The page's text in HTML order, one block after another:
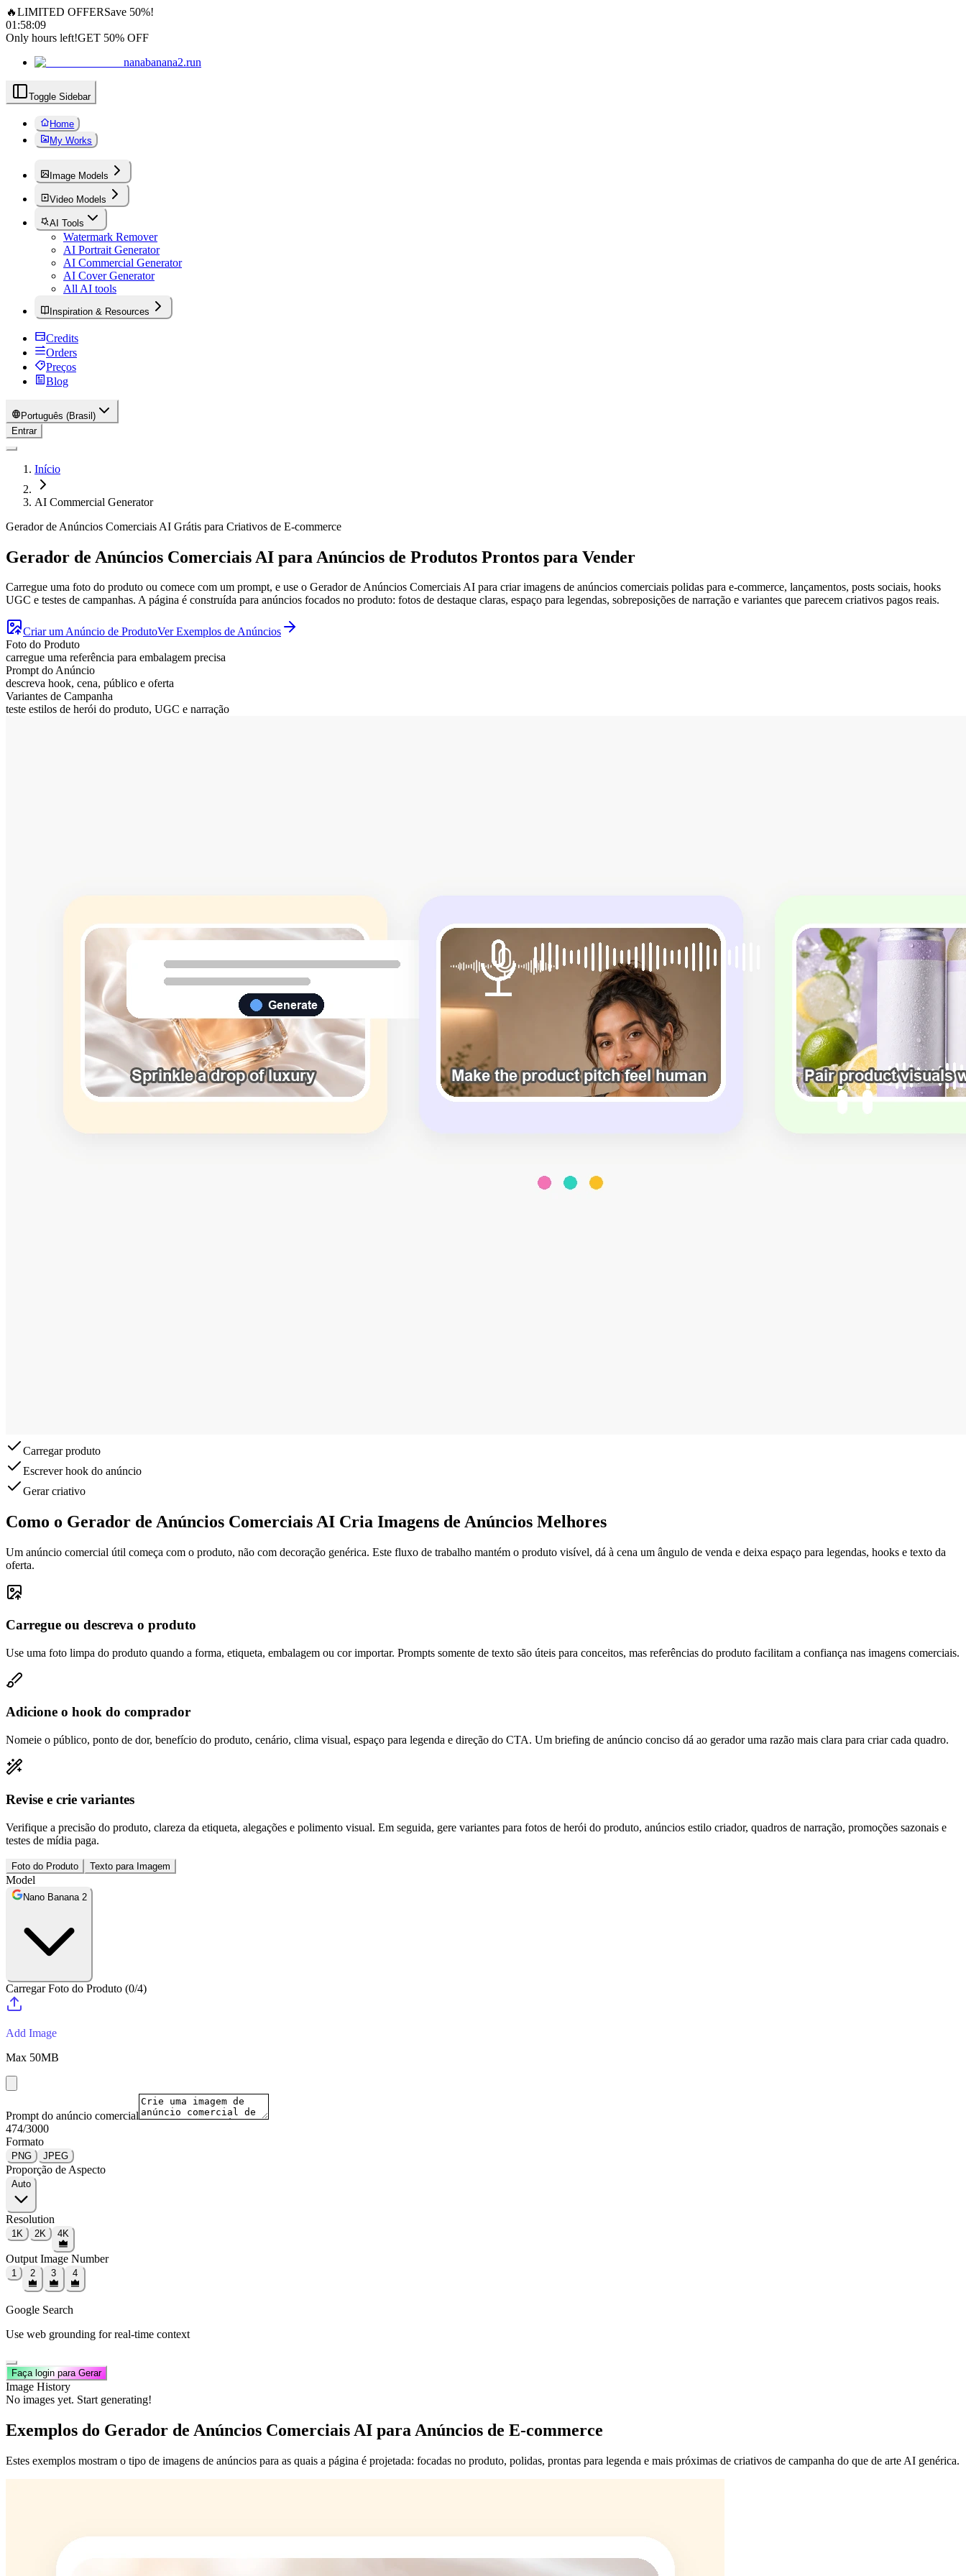
🔥LIMITED OFFERSave 50%!
01 :58:08
Only hours left!GET 50% OFF
nanabanana2.run
Toggle Sidebar
Home
My Works
Image Models
Video Models
AI Tools
Watermark Remover
AI Portrait Generator
AI Commercial Generator
AI Cover Generator
All AI tools
Inspiration & Resources
Credits
Orders
Preços
Blog
Português (Brasil)
Entrar
Início
AI Commercial Generator
Gerador de Anúncios Comerciais AI Grátis para Criativos de E-commerce
Gerador de Anúncios Comerciais AI para Anúncios de Produtos Prontos para Vender
Carregue uma foto do produto ou comece com um prompt, e use o Gerador de Anúncios Comerciais AI para criar imagens de anúncios comerciais polidas para e-commerce, lançamentos, posts sociais, hooks
UGC e testes de campanhas. A página é construída para anúncios focados no produto: fotos de destaque claras, espaço para legendas, sobreposições de narração e variantes que parecem criativos pagos reais.
Criar um Anúncio de ProdutoVer Exemplos de Anúncios
Foto do Produto
carregue uma referência para embalagem precisa
Prompt do Anúncio
descreva hook, cena, público e oferta
Variantes de Campanha
teste estilos de herói do produto, UGC e narração
Carregar produto
Escrever hook do anúncio
Gerar criativo
Como o Gerador de Anúncios Comerciais AI Cria Imagens de Anúncios Melhores
Um anúncio comercial útil começa com o produto, não com decoração genérica. Este fluxo de trabalho mantém o produto visível, dá à cena um ângulo de venda e deixa espaço para legendas, hooks e texto da
oferta.
Carregue ou descreva o produto
Use uma foto limpa do produto quando a forma, etiqueta, embalagem ou cor importar. Prompts somente de texto são úteis para conceitos, mas referências do produto facilitam a confiança nas imagens comerciais.
Adicione o hook do comprador
Nomeie o público, ponto de dor, benefício do produto, cenário, clima visual, espaço para legenda e direção do CTA. Um briefing de anúncio conciso dá ao gerador uma razão mais clara para criar cada quadro.
Revise e crie variantes
Verifique a precisão do produto, clareza da etiqueta, alegações e polimento visual. Em seguida, gere variantes para fotos de herói do produto, anúncios estilo criador, quadros de narração, promoções sazonais e
testes de mídia paga.
Foto do Produto Texto para Imagem
Model
Nano Banana 2
Carregar Foto do Produto (0/4)
Add Image
Max 50MB
Prompt do anúncio comercial
474/3000
Formato
PNG JPEG
Proporção de Aspecto
Auto
Resolution
1K 2K 4K
Output Image Number
1 2 3 4
Google Search
Use web grounding for real-time context
Faça login para Gerar
Image History
No images yet. Start generating!
Exemplos do Gerador de Anúncios Comerciais AI para Anúncios de E-commerce
Estes exemplos mostram o tipo de imagens de anúncios para as quais a página é projetada: focadas no produto, polidas, prontas para legenda e mais próximas de criativos de campanha do que de arte AI genérica.